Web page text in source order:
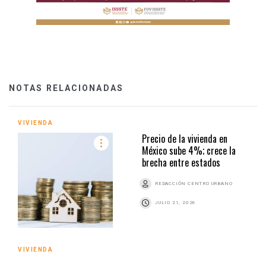
NOTAS RELACIONADAS
VIVIENDA
Precio de la vivienda en
México sube 4%; crece la
brecha entre estados
REDACCIÓN CENTRO URBANO
JULIO 21, 2026
VIVIENDA